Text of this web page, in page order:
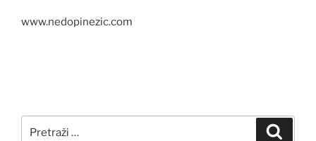
www.nedopinezic.com